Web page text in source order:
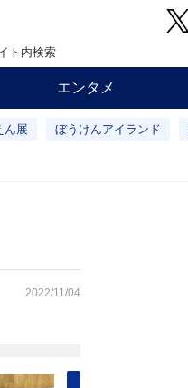
ト内検索
エンタメ
ん展 ぼうけんアイランド
2022/11/04